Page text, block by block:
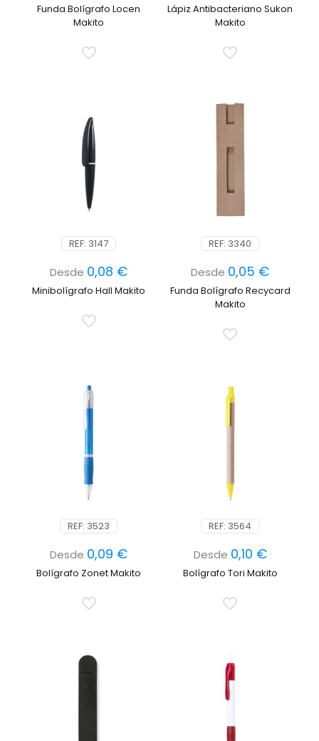
Funda Bolígrafo Locen
Makito
Lápiz Antibacteriano Sukon
Makito
REF: 3147
Desde 0,08 €
Minibolígrafo Hall Makito
REF: 3340
Desde 0,05 €
Funda Bolígrafo Recycard
Makito
REF: 3523
Desde 0,09 €
Bolígrafo Zonet Makito
REF: 3564
Desde 0,10 €
Bolígrafo Tori Makito